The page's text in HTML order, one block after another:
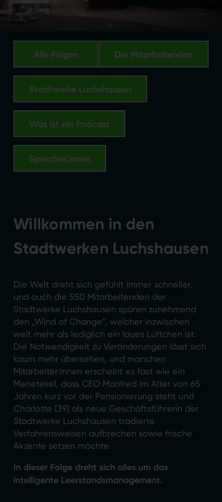
Alle Folgen Die Mitarbeitenden
Stadtwerke Luchshausen
Was ist ein Podcast
Sprecher:innen
Willkommen in den
Stadtwerken Luchshausen
Die Welt dreht sich gefühlt immer schneller,
und auch die 550 Mitarbeitenden der
Stadtwerke Luchshausen spüren zunehmend
den „Wind of Change“, welcher inzwischen
weit mehr als lediglich ein laues Lüftchen ist.
Die Notwendigkeit zu Veränderungen lässt sich
kaum mehr übersehen, und manchen
Mitarbeiter:innen erscheint es fast wie ein
Menetekel, dass CEO Manfred im Alter von 65
Jahren kurz vor der Pensionierung steht und
Charlotte (39) als neue Geschäftsführerin der
Stadtwerke Luchshausen tradierte
Verfahrensweisen aufbrechen sowie frische
Akzente setzen möchte.
In dieser Folge dreht sich alles um das
intelligente Leerstandsmanagement.